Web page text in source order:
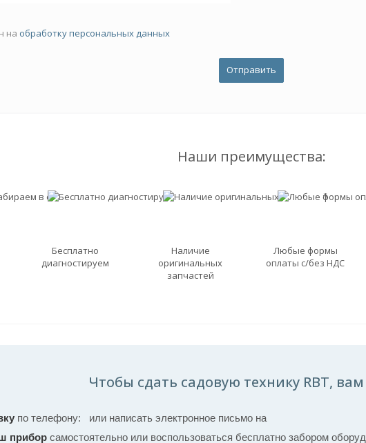
на обработку персональных данных
Наши преимущества:
Бесплатно
диагностируем
Наличие
оригинальных
запчастей
Любые формы
оплаты с/без НДС
Чтобы сдать садовую технику RBT,
по телефону:
или написать электронное письмо на
прибор самостоятельно или воспользоваться бесплатно забором